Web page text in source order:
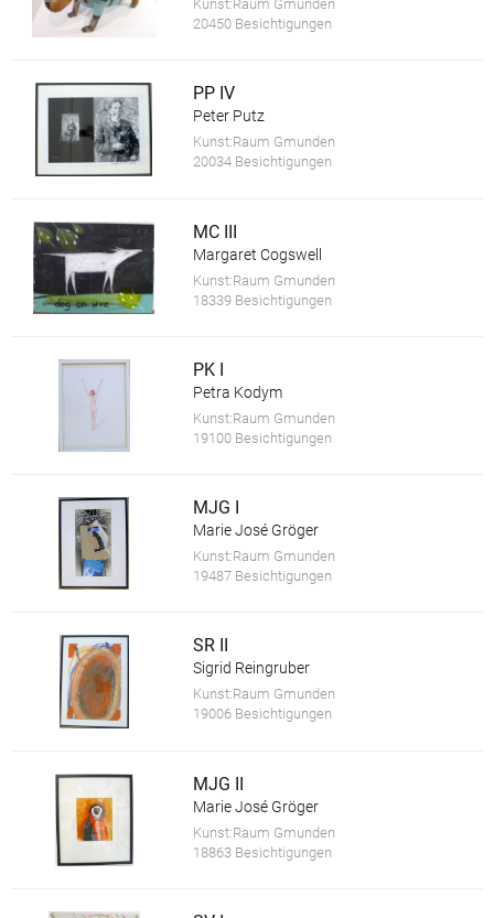
Kunst:Raum Gmunden
20450 Besichtigungen
PP IV
Peter Putz
Kunst:Raum Gmunden
20034 Besichtigungen
MC III
Margaret Cogswell
Kunst:Raum Gmunden
18339 Besichtigungen
PK I
Petra Kodym
Kunst:Raum Gmunden
19100 Besichtigungen
MJG I
Marie José Gröger
Kunst:Raum Gmunden
19487 Besichtigungen
SR II
Sigrid Reingruber
Kunst:Raum Gmunden
19006 Besichtigungen
MJG II
Marie José Gröger
Kunst:Raum Gmunden
18863 Besichtigungen